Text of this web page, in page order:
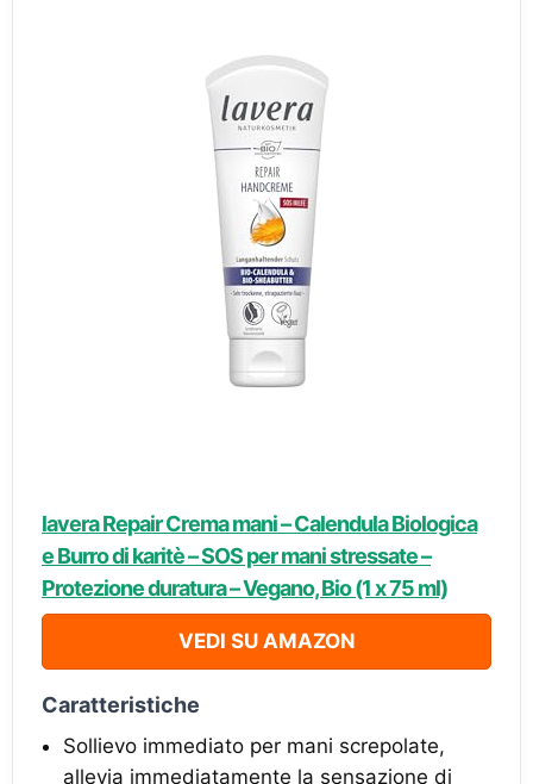
lavera Repair Crema mani – Calendula Biologica
e Burro di karitè – SOS per mani stressate –
Protezione duratura – Vegano, Bio (1 x 75 ml)
VEDI SU AMAZON
Caratteristiche
Sollievo immediato per mani screpolate,
allevia immediatamente la sensazione di